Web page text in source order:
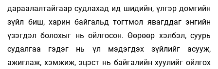
дараалалтайгаар судлахад ид шидийн, үлгэр домгийн
зүйл биш, харин байгальд тогтмол явагддаг энгийн
үзэгдэл болохыг нь ойлгосон. Өөрөөр хэлбэл, суурь
судалгаа гэдэг нь үл мэдэгдэх зүйлийг асууж,
ажиглаж, хэмжиж, эцэст нь байгалийн хуулийг ойлгох